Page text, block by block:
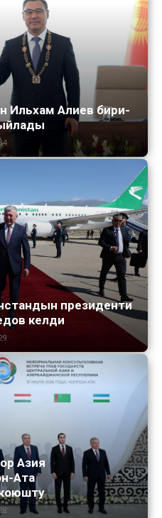
Ильхам Алиев бири-
президенти
келди
Азия
Ата